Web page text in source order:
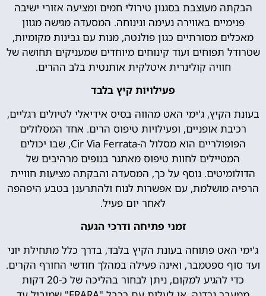
הבקתה מעוצבת בסגנון טירולי חמים ומציעה אזורי ישיבה
פנימיים באווירה נעימה ונינוחה. המסעדה מגישה מגוון
מאכלים מסורתיים כגון פולנטה, מנות עם גבינות מקומיות,
שטרודל תפוחים ועוד קינוחים מיוחדים שמעניקים תחושה של
חוויה קולינרית איטלקית אותנטית בלב ההרים.
פעילויות קיץ בלבד
בעונת הקיץ, ג'ימי האט מהווה בסיס אידיאלי לטיולים רגליים,
רכיבת אופניים, ופעילויות טיפוס הרים. אחד המסלולים
הפופולריים הוא מסלול ה-Cir Via Ferrata, שבו יכולים
המטיילים לחוות טיפוס מאתגר בנופים מרהיבים של
הדולומיטים. נוסף על כך, המסעדה והבקתה מציעות חוויית
הרפיה מושלמת, עם אפשרות לנוח ולהתרענן בטבע היפהפה
לאחר יום פעיל.
זמני פתיחה ודרכי הגעה
ג'ימי האט פתוחה בעונת הקיץ בלבד, בדרך כלל מתחילת יוני
ועד סוף ספטמבר, ואינה פעילה במהלך חודשי החורף הקרים.
כדי להגיע למקום, ניתן לבחור בהליכה של כ-20 דקות